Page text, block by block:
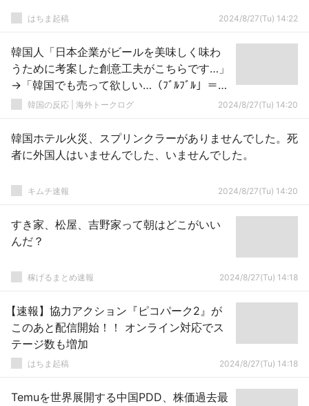
はちま起稿 2024/8/27(Tu) 14:22
韓国人「日本企業がビールを美味しく味わ
うために考案した創意工夫がこちらです…」
→「韓国でも売って欲しい…（ﾌﾞﾙﾌﾞﾙ」＝韓
国の反応
韓国の反応 | 海外トークログ 2024/8/27(Tu) 14:20
韓国ホテル火災、スプリンクラーがありませんでした。死
者に外国人はいませんでした、いませんでした。
キムチ速報 2024/8/27(Tu) 14:20
すき家、松屋、吉野家って朝はどこがいい
んだ？
稼げるまとめ速報 2024/8/27(Tu) 14:18
【速報】協力アクション『ピコパーク2』が
このあと配信開始！！ オンライン対応でス
テージ数も増加
はちま起稿 2024/8/27(Tu) 14:18
Temuを世界展開する中国PDD、株価過去最